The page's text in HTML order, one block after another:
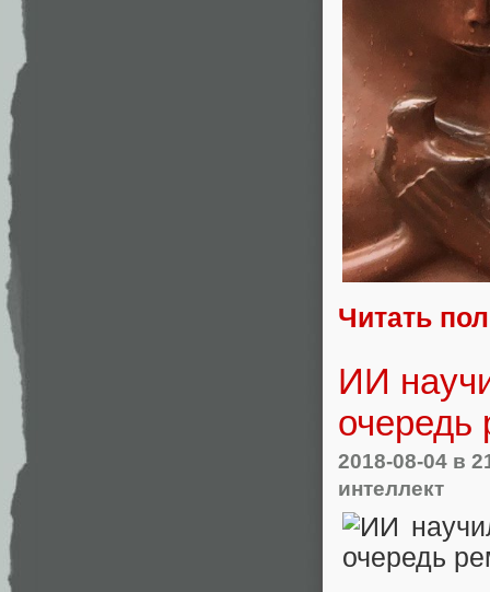
Читать
ИИ
очередь
2018-08-04 в
интеллект